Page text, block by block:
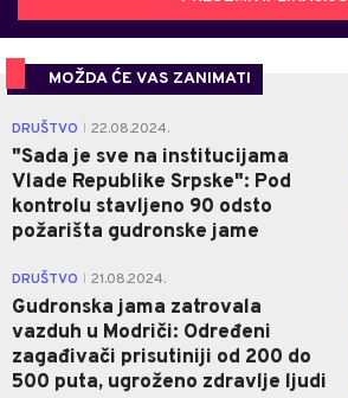
MOŽDA ĆE VAS ZANIMATI
DRUŠTVO 22.08.2024.
"Sada je sve na institucijama
Vlade Republike Srpske": Pod
kontrolu stavljeno 90 odsto
požarišta gudronske jame
DRUŠTVO 21.08.2024.
Gudronska jama zatrovala
vazduh u Modriči: Određeni
zagađivači prisutiniji od 200 do
500 puta, ugroženo zdravlje ljudi